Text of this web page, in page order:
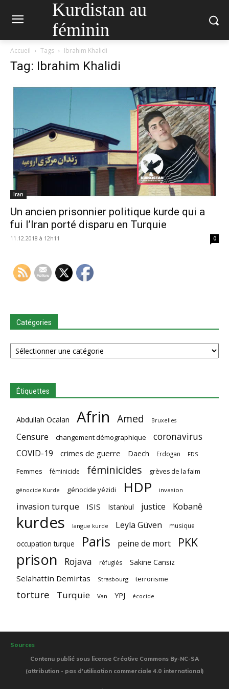
Kurdistan au
féminin
Accueil Tags Ibrahim Khalidi
Tag: Ibrahim Khalidi
Iran
Un ancien prisonnier politique kurde qui a
fui l’Iran porté disparu en Turquie
11.12.2018 à 12h11 0
Catégories
Catégories
Étiquettes
Abdullah Ocalan Afrin Amed Bruxelles
Censure changement démographique coronavirus
COVID-19 crimes de guerre Daech Erdogan FDS
Femmes féminicide féminicides grèves de la faim
génocide Kurde génocide yézidi HDP invasion
invasion turque ISIS Istanbul justice Kobanê
kurdes langue kurde Leyla Güven musique
occupation turque Paris peine de mort PKK
prison Rojava réfugiés Sakine Cansiz
Selahattin Demirtas Strasbourg terrorisme
torture Turquie Van YPJ écocide
Sources
Contenu publié sous license Créative Commons By-NC-SA
(attribution - pas d'utilisation commerciale 4.0 international)